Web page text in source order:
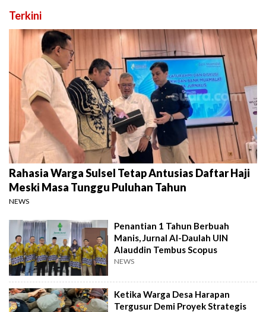
Terkini
Rahasia Warga Sulsel Tetap Antusias Daftar Haji
Meski Masa Tunggu Puluhan Tahun
NEWS
Penantian 1 Tahun Berbuah
Manis, Jurnal Al-Daulah UIN
Alauddin Tembus Scopus
NEWS
Ketika Warga Desa Harapan
Tergusur Demi Proyek Strategis